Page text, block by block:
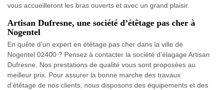
vous accueilleront les bras ouverts et avec un grand plaisir.
Artisan Dufresne, une société d’étêtage pas cher à
Nogentel
En quête d’un expert en étêtage pas cher dans la ville de
Nogentel 02400 ? Pensez à contacter la société d’élagage Artisan
Dufresne. Nos prestations de qualité vous sont proposées au
meilleur prix. Pour assurer la bonne marche des travaux
d’étêtage de nos clients, nous disposons des équipements et des